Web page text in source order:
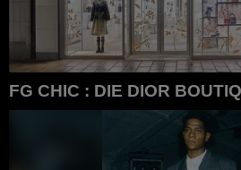
FG CHIC : DIE DIOR
FG CHIC : Die Dior Boutique